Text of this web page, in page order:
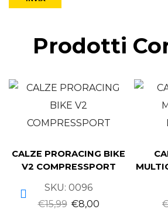
Prodotti
CALZE PRORACING BIKE
V2 COMPRESSPORT
SKU: 0096
€15,99 €8,00